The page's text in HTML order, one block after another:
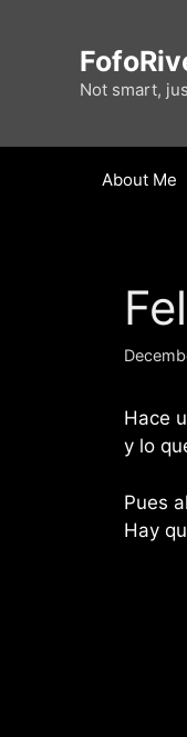
Not smart,
About Me
Hace
y lo
Pues
Hay